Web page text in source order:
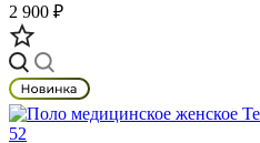
2 900 ₽